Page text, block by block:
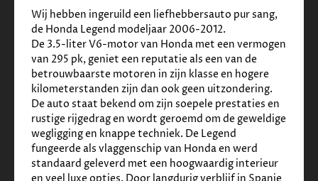
✓Navigatiesysteem full map
✓Audioinstallatie met cd-wisselaar
✓
Autotelefoon voorbereiding
Interieur
✓Cruise control adaptief
✓Lederen bekleding en verwarmde voorstoelen
✓Buitentemperatuurmeter
✓Elektrische ramen voor en achter
✓Elektrisch zonnescherm achterruit
✓Houtafwerking interieur
Wij hebben ingeruild een liefhebbersauto pur sang,
de Honda Legend modeljaar 2006-2012.
De 3.5-liter V6-motor van Honda met een vermogen
van 295 pk, geniet een reputatie als een van de
betrouwbaarste motoren in zijn klasse en hogere
kilometerstanden zijn dan ook geen uitzondering.
De auto staat bekend om zijn soepele prestaties en
rustige rijgedrag en wordt geroemd om de geweldige
wegligging en knappe techniek. De Legend
fungeerde als vlaggenschip van Honda en werd
standaard geleverd met een hoogwaardig interieur